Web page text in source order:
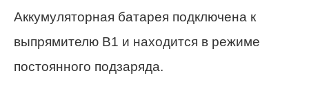
Аккумуляторная батарея подключена к
выпрямителю В1 и находится в режиме
постоянного подзаряда.